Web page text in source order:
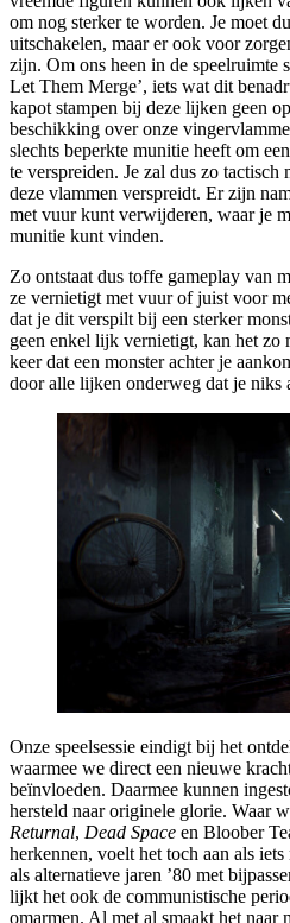
om nog sterker te worden. Je moet
uitschakelen, maar er ook voor
zijn. Om ons heen in de speelruimte
Let Them Merge’, iets wat dit
kapot stampen bij deze lijken geen
beschikking over onze
slechts beperkte munitie heeft om
te verspreiden. Je zal dus zo tactisch
deze vlammen verspreidt. Er zijn
met vuur kunt verwijderen, waar je
munitie kunt vinden.
Zo ontstaat dus toffe gameplay van
ze vernietigt met vuur of juist voor
dat je dit verspilt bij een sterker
geen enkel lijk vernietigt, kan het zo
keer dat een monster achter je
door alle lijken onderweg dat je niks
Onze speelsessie eindigt bij het
waarmee we direct een nieuwe
beïnvloeden. Daarmee kunnen
hersteld naar originele glorie. Waar
Returnal, Dead Space en Bloober
herkennen, voelt het toch aan als
als alternatieve jaren ’80 met
lijkt het ook de communistische
omarmen. Al met al smaakt het naar